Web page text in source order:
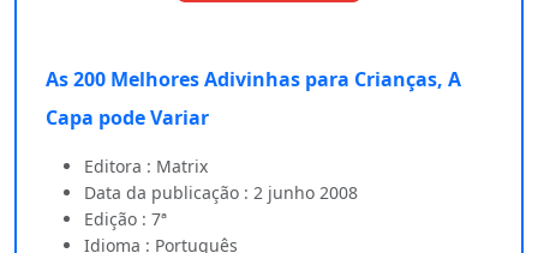
As 200 Melhores Adivinhas para Crianças, A
Capa pode Variar
Editora : Matrix
Data da publicação : 2 junho 2008
Edição : 7ª
Idioma : Português